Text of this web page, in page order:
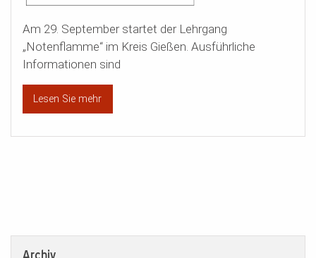
Am 29. September startet der Lehrgang
„Notenflamme“ im Kreis Gießen. Ausführliche
Informationen sind
Lesen Sie mehr
Archiv